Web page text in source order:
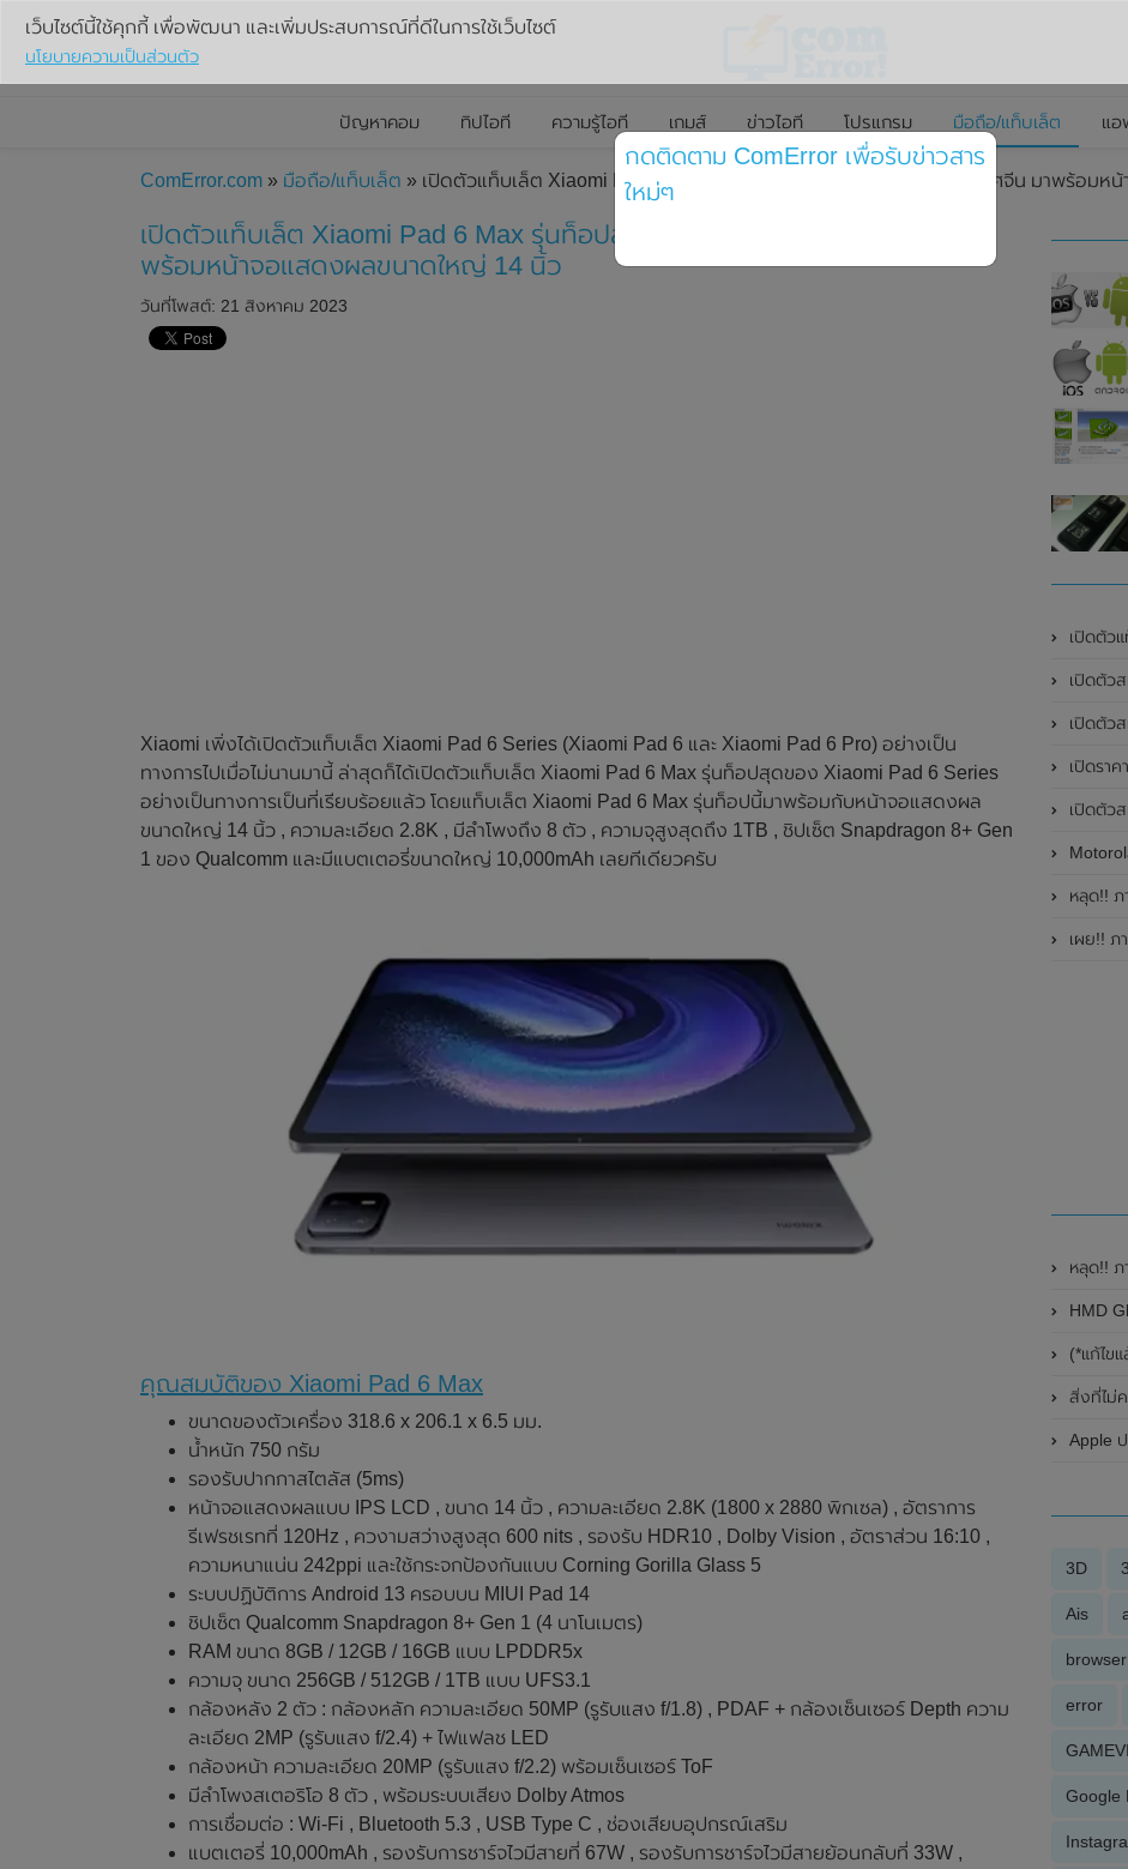
ปัญหาคอม ทิปไอที ความรู้ไอที เกมส์ ข่าวไอที โปรแกรม มือถือ/แท็บเล็ต แอ
ComError.com » มือถือ/แท็บเล็ต » เปิดตัวแท็บเล็ต Xiaomi Pad 6 Max รุ่นท็อปสุดอย่างเป็นทางการในประเทศจีน มาพร้อม
เปิดตัวแท็บเล็ต Xiaomi Pad 6 Max รุ่นท็อปสุดอย่างเป็นทางการในประเทศจีน มา
พร้อมหน้าจอแสดงผลขนาดใหญ่ 14 นิ้ว
วันที่โพสต์: 21 สิงหาคม 2023
Xiaomi เพิ่งได้เปิดตัวแท็บเล็ต Xiaomi Pad 6 Series (Xiaomi Pad 6 และ Xiaomi Pad 6 Pro) อย่างเป็น
ทางการไปเมื่อไม่นานมานี้ ล่าสุดก็ได้เปิดตัวแท็บเล็ต Xiaomi Pad 6 Max รุ่นท็อปสุดของ Xiaomi Pad 6 Series
อย่างเป็นทางการเป็นที่เรียบร้อยแล้ว โดยแท็บเล็ต Xiaomi Pad 6 Max รุ่นท็อปนี้มาพร้อมกับหน้าจอแสดงผล
ขนาดใหญ่ 14 นิ้ว , ความละเอียด 2.8K , มีลำโพงถึง 8 ตัว , ความจุสูงสุดถึง 1TB , ชิปเซ็ต Snapdragon 8+ Gen
1 ของ Qualcomm และมีแบตเตอรี่ขนาดใหญ่ 10,000mAh เลยทีเดียวครับ
คุณสมบัติของ Xiaomi Pad 6 Max
ขนาดของตัวเครื่อง 318.6 x 206.1 x 6.5 มม.
น้ำหนัก 750 กรัม
รองรับปากกาสไตลัส (5ms)
หน้าจอแสดงผลแบบ IPS LCD , ขนาด 14 นิ้ว , ความละเอียด 2.8K (1800 x 2880 พิกเซล) , อัตราการ
รีเฟรชเรทที่ 120Hz , ควงามสว่างสูงสุด 600 nits , รองรับ HDR10 , Dolby Vision , อัตราส่วน 16:10 ,
ความหนาแน่น 242ppi และใช้กระจกป้องกันแบบ Corning Gorilla Glass 5
ระบบปฏิบัติการ Android 13 ครอบบน MIUI Pad 14
ชิปเซ็ต Qualcomm Snapdragon 8+ Gen 1 (4 นาโนเมตร)
RAM ขนาด 8GB / 12GB / 16GB แบบ LPDDR5x
ความจุ ขนาด 256GB / 512GB / 1TB แบบ UFS3.1
กล้องหลัง 2 ตัว : กล้องหลัก ความละเอียด 50MP (รูรับแสง f/1.8) , PDAF + กล้องเซ็นเซอร์ Depth ความ
ละเอียด 2MP (รูรับแสง f/2.4) + ไฟแฟลช LED
กล้องหน้า ความละเอียด 20MP (รูรับแสง f/2.2) พร้อมเซ็นเซอร์ ToF
มีลำโพงสเตอริโอ 8 ตัว , พร้อมระบบเสียง Dolby Atmos
การเชื่อมต่อ : Wi-Fi , Bluetooth 5.3 , USB Type C , ช่องเสียบอุปกรณ์เสริม
แบตเตอรี่ 10,000mAh , รองรับการชาร์จไวมีสายที่ 67W , รองรับการชาร์จไวมีสายย้อนกลับที่ 33W ,
เปิดตัวแท็บเล็ต
เปิดตัวสมาร์ทโฟน Vivo
เปิดตัวสมาร์ทโฟ
เปิดราคาของ
เปิดตัวสมาร์ทโฟน
Motorola
หลุด!! ภาพตัวเค
เผย!! ภาพเรนเ
หลุด!! ภาพโปรโมท
HMD Global เปิดตัว
(*แก้ไขแล้ว) ผู้ใ
สิ่งที่ไม่ค
Apple ปล่อ
3D
Ais
browser
error
Google
เว็บไซต์นี้ใช้คุกกี้ เพื่อพัฒนา และเพิ่มประสบการณ์ที่ดีในการใช้เว็บไซต์
นโยบายความเป็นส่วนตัว
กดติดตาม ComError เพื่อรับข่าวสาร
ใหม่ๆ